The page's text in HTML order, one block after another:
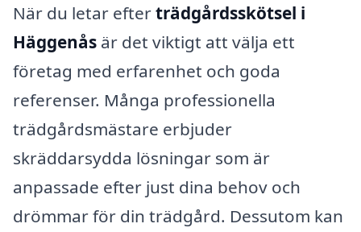
När du letar efterträdgårdsskötsel i
Häggenås är det viktigt att välja ett
företag med erfarenhet och goda
referenser. Många professionella
trädgårdsmästare erbjuder
skräddarsydda lösningar som är
anpassade efter just dina behov och
drömmar för din trädgård. Dessutom kan